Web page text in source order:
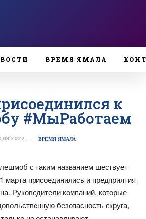
ВРЕМЯ ЯМАЛА
к
#МыРаботаем
ВРЕМЯ ЯМАЛА
с таким названием шествует
марта присоединились и предприятия
Руководители компаний, которые
безопасность округа,